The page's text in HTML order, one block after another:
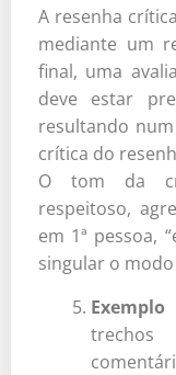
A resenha
mediante um
final, uma
deve estar
resultando
crítica do
O tom da
respeitoso,
em 1ª pessoa,
singular o